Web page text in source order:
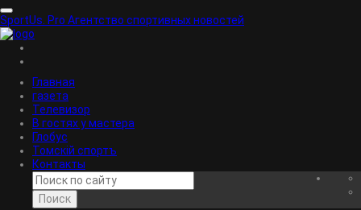
SportUs. Pro Агентство спортивных новостей
Главная
газета
Телевизор
В гостях у мастера
Глобус
Томскiй спортъ
Контакты
Поиск